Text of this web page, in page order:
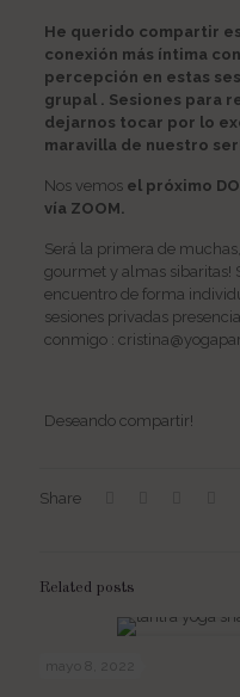
He querido compartir
conexión más íntima
percepción en estas
grupal . Sesiones para
dejarnos tocar por lo
maravilla de nuestro
Nos vemos el próximo
vía ZOOM.
Será la primera de
gourmet y almas sibaritas!
encuentro de forma
sesiones privadas
conmigo :
Deseando compartir!
Share
Related posts